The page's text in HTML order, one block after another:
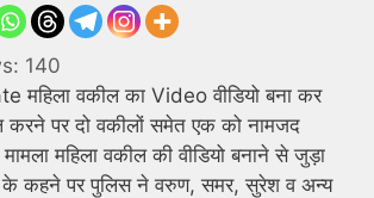
140
महिला वकील का Video वीडियो बना कर
पर दो वकीलों समेत एक को नामजद
महिला वकील की वीडियो बनाने से जुड़ा
के कहने पर पुलिस ने वरुण, समर, सुरेश व अन्य